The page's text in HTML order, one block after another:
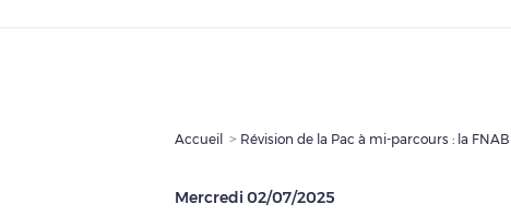
Accueil
Mercredi 02/07/2025